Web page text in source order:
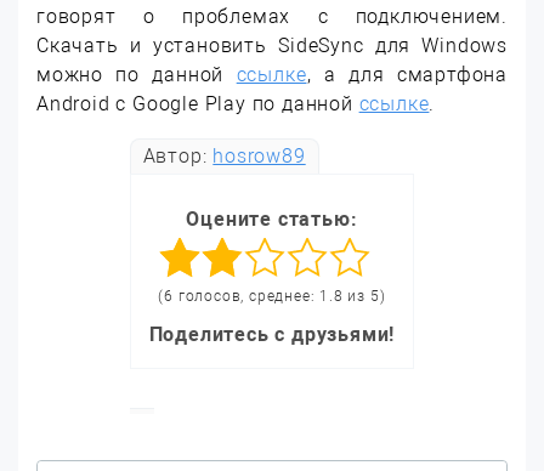
говорят о проблемах с подключением.
Скачать и установить SideSync для Windows
можно по данной ссылке, а для смартфона
Android с Google Play по данной ссылке.
Автор: hosrow89
Оцените статью:
(6 голосов, среднее: 1.8 из 5)
Поделитесь с друзьями!